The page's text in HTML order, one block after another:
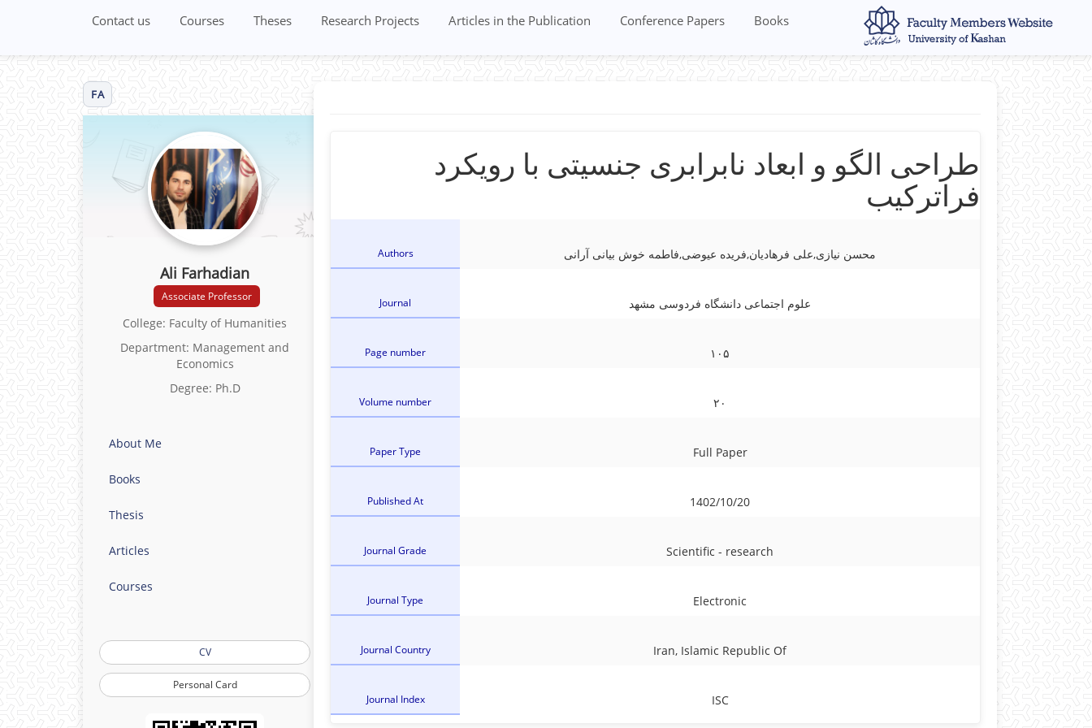
Books
Conference Papers
Articles in the Publication
Research Projects
Theses
Courses
Contact us
FA
Ali Farhadian
Associate Professor
College: Faculty of Humanities
Department: Management and
Economics
Degree: Ph.D
About Me
Books
Thesis
Articles
Courses
CV
Personal Card
طراحی الگو و ابعاد نابرابری جنسیتی با رویکرد
فراترکیب
Authors محسن نیازی,علی فرهادیان,فریده عیوضی,فاطمه خوش بیانی آرانی
Journal علوم اجتماعی دانشگاه فردوسی مشهد
Page number ۱۰۵
Volume number ۲۰
Paper Type Full Paper
Published At 1402/10/20
Journal Grade Scientific - research
Journal Type Electronic
Journal Country Iran, Islamic Republic Of
Journal Index ISC